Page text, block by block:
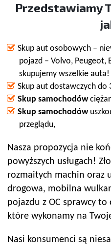
Przedstawiamy
Skup aut osobowych –
pojazd – Volvo, Peugeot,
skupujemy wszelkie auta!
Skup aut dostawczych do
Skup samochodów
Skup samochodów
przeglądu,
Nasza propozycja nie
powyższych usługach!
rozmaitych machin oraz
drogowa, mobilna
pojazdu z OC sprawcy
które wykonamy na
Nasi konsumenci są